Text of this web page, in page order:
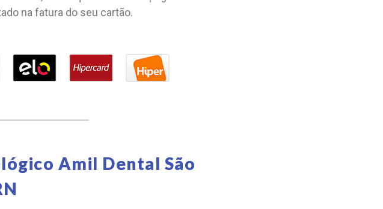
na fatura do seu cartão.
Amil Dental São